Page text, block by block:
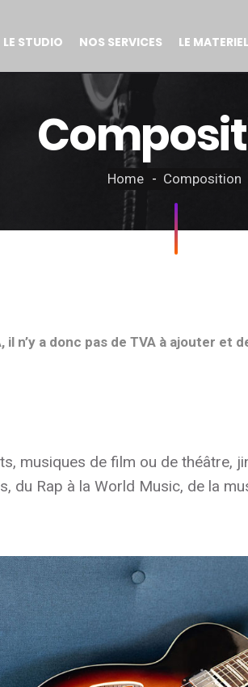
LE STUDIO NOS SERVICES LE MATERIEL
Home Composition
n’y a donc pas de TVA à ajouter et
musiques de film ou de théâtre,
du Rap à la World Music, de la